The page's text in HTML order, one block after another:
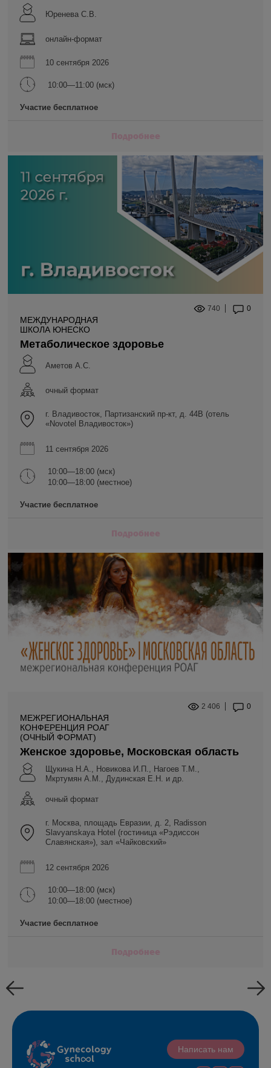
Юренева С.В.
онлайн-формат
10 сентября 2026
10:00—11:00 (мск)
Участие бесплатное
Подробнее
740 0
МЕЖДУНАРОДНАЯ
ШКОЛА ЮНЕСКО
Метаболическое здоровье
Аметов А.С.
очный формат
г. Владивосток, Партизанский пр-кт, д. 44В (отель
«Novotel Владивосток»)
11 сентября 2026
10:00—18:00 (мск)
10:00—18:00 (местное)
Участие бесплатное
Подробнее
2 406 0
МЕЖРЕГИОНАЛЬНАЯ
КОНФЕРЕНЦИЯ РОАГ
(ОЧНЫЙ ФОРМАТ)
Женское здоровье, Московская область
Щукина Н.А., Новикова И.П., Нагоев Т.М.,
Мкртумян А.М., Дудинская Е.Н. и др.
очный формат
г. Москва, площадь Евразии, д. 2, Radisson
Slavyanskaya Hotel (гостиница «Рэдиссон
Славянская»), зал «Чайковский»
12 сентября 2026
10:00—18:00 (мск)
10:00—18:00 (местное)
Участие бесплатное
Подробнее
Написать нам